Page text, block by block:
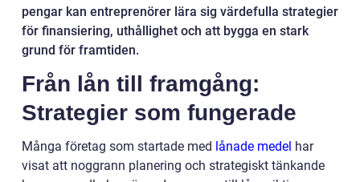
pengar kan entreprenörer lära sig värdefulla strategier
för finansiering, uthållighet och att bygga en stark
grund för framtiden.
Från lån till framgång:
Strategier som fungerade
Många företag som startade med lånade medel har
visat att noggrann planering och strategiskt tänkande